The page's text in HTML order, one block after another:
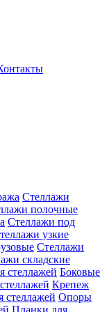
Стеллажи
полочные
Стеллажи под
узкие
Стеллажи
складские
стеллажей Боковые
Крепеж
стеллажей Опоры
Планки для